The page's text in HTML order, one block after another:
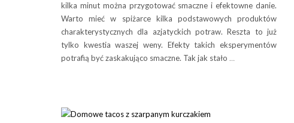
kilka minut można przygotować smaczne i efektowne danie.
Warto mieć w spiżarce kilka podstawowych produktów
charakterystycznych dla azjatyckich potraw. Reszta to już
tylko kwestia waszej weny. Efekty takich eksperymentów
potrafią być zaskakująco smaczne. Tak jak stało …